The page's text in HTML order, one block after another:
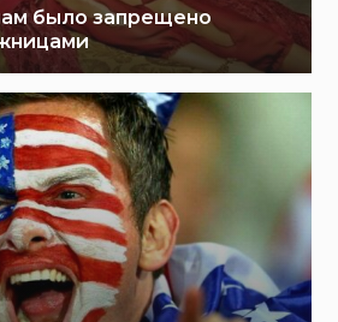
было запрещено